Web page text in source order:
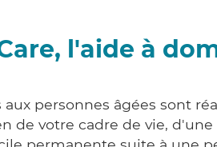
l'aide à
aux personnes âgées sont
de votre cadre de vie,